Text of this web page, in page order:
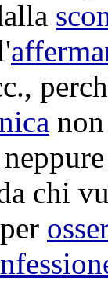
chi